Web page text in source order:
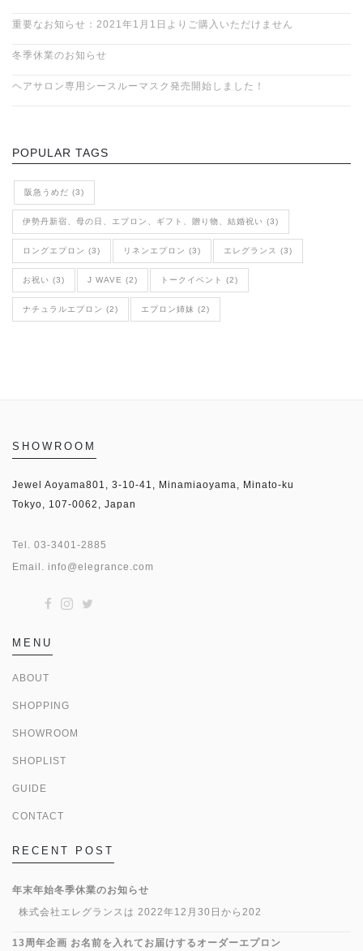
重要なお知らせ：2021年1月1日よりご購入いただけません
冬季休業のお知らせ
ヘアサロン専用シースルーマスク発売開始しました！
POPULAR TAGS
阪急うめだ (3)
伊勢丹新宿、母の日、エプロン、ギフト、贈り物、結婚祝い (3)
ロングエプロン (3) リネンエプロン (3) エレグランス (3)
お祝い (3) J WAVE (2) トークイベント (2)
ナチュラルエプロン (2) エプロン姉妹 (2)
SHOWROOM
Jewel Aoyama801, 3-10-41, Minamiaoyama, Minato-ku
Tokyo, 107-0062, Japan
Tel. 03-3401-2885
Email. info@elegrance.com
MENU
ABOUT
SHOPPING
SHOWROOM
SHOPLIST
GUIDE
CONTACT
RECENT POST
年末年始冬季休業のお知らせ
株式会社エレグランスは 2022年12月30日から202
13周年企画 お名前を入れてお届けするオーダーエプロン